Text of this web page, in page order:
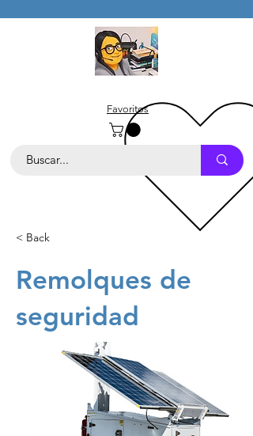
Favoritos
< Back
Remolques de
seguridad